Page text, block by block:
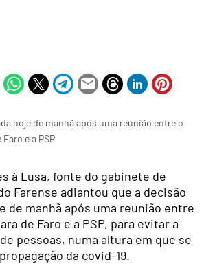
hoje de manhã após uma reunião entre o
e a PSP
à Lusa, fonte do gabinete de
Farense adiantou que a decisão
de manhã após uma reunião entre
de Faro e a PSP, para evitar a
pessoas, numa altura em que se
da covid-19.